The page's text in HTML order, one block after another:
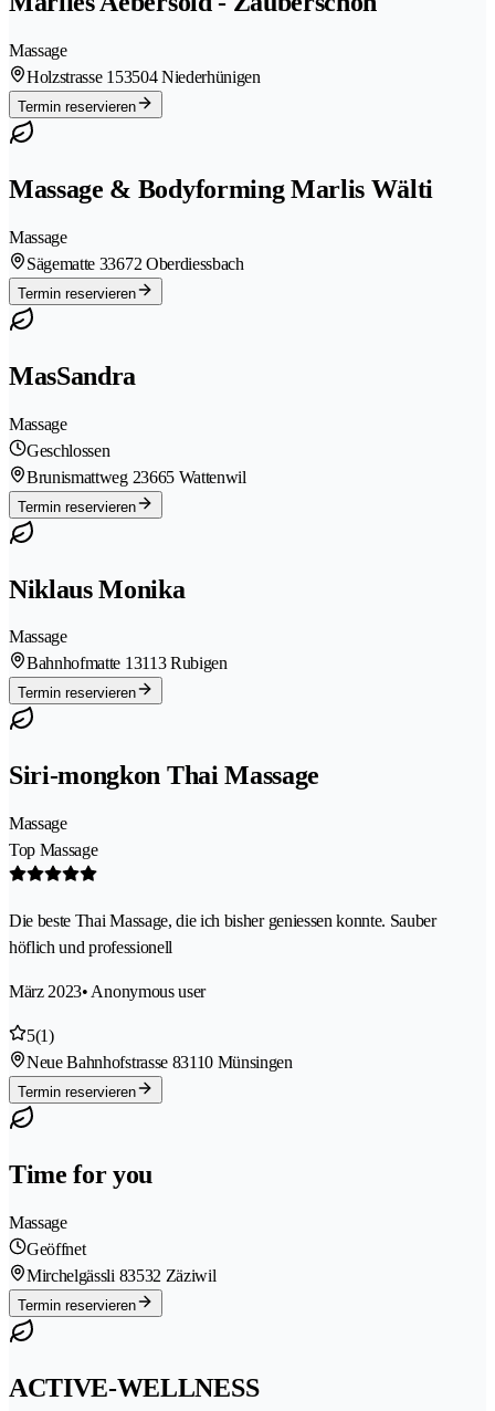
Massage
Holzstrasse 153504 Niederhünigen
Termin reservieren
Massage & Bodyforming Marlis Wälti
Massage
Sägematte 33672 Oberdiessbach
Termin reservieren
MasSandra
Massage
Geschlossen
Brunismattweg 23665 Wattenwil
Termin reservieren
Niklaus Monika
Massage
Bahnhofmatte 13113 Rubigen
Termin reservieren
Siri-mongkon Thai Massage
Massage
Top Massage
Die beste Thai Massage, die ich bisher geniessen konnte. Sauber
höflich und professionell
März 2023• Anonymous user
5(1)
Neue Bahnhofstrasse 83110 Münsingen
Termin reservieren
Time for you
Massage
Geöffnet
Mirchelgässli 83532 Zäziwil
Termin reservieren
ACTIVE-WELLNESS